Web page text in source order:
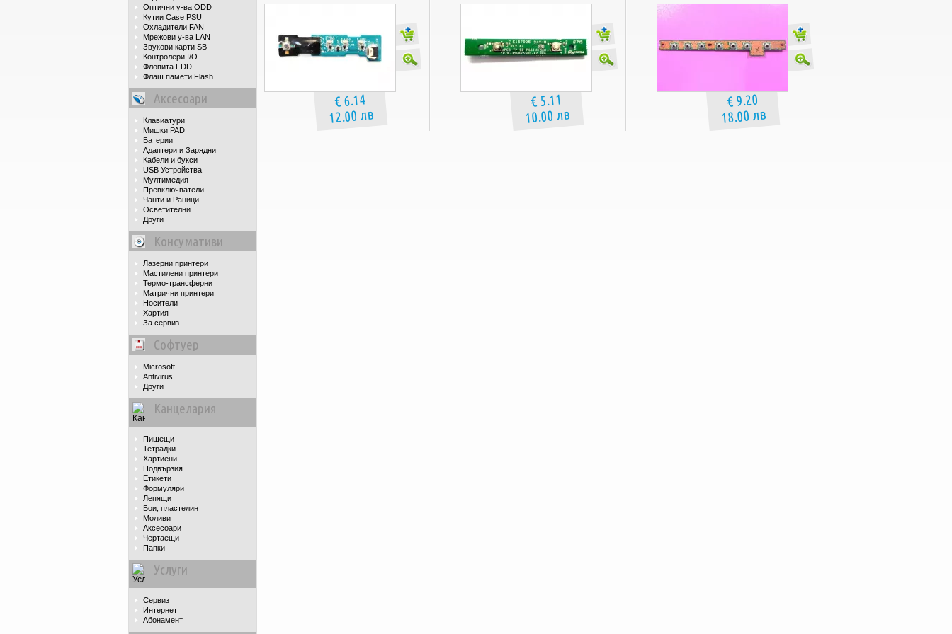
Оптични у-ва ODD
Кутии Case PSU
Охладители FAN
Мрежови у-ва LAN
Звукови карти SB
Контролери I/O
Флопита FDD
Флаш памети Flash
Аксесоари
Клавиатури
Мишки PAD
Батерии
Адаптери и Зарядни
Кабели и букси
USB Устройства
Мултимедия
Превключватели
Чанти и Раници
Осветителни
Други
Консумативи
Лазерни принтери
Мастилени принтери
Термо-трансферни
Матрични принтери
Носители
Хартия
За сервиз
Софтуер
Microsoft
Antivirus
Други
Канцелария
Пишещи
Тетрадки
Хартиени
Подвързия
Етикети
Формуляри
Лепящи
Бои, пластелин
Моливи
Аксесоари
Чертаещи
Папки
Услуги
Сервиз
Интернет
Абонамент
€ 6.14
12.00 лв
€ 5.11
10.00 лв
€ 9.20
18.00 лв